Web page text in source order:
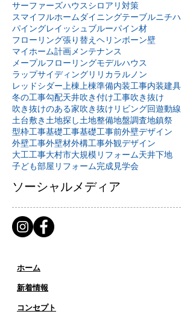
サーファーズハウスシロアリ対策
スマイフルホームダイニングテーブルニチハ
パイングレイッシュブルーパイン材
フローリング張り替え ヘリンボーン壁
マイホーム計画メンテナンス
メープルフローリングモデルハウス
ラップサイディングリリカラルノン
レッドシダー上棟上棟準備内装工事内装建具
冬の工事勾配天井吹き付け工事吹き抜け
吹き抜けのある家吹き抜けリビング回遊動線
土台敷き土地探し土地整備地盤調査地鎮祭
型枠工事基礎工事基礎工事前外壁デザイン
外壁工事外壁材外構工事外観デザイン
大工工事大村市大規模リフォーム天井下地
子ども部屋リフォーム完成見学会
ソーシャルメディア
ホーム
新着情報
コンセプト